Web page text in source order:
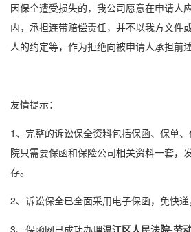
因保全遭受损失的，我公司愿意在申请人
内，承担连带赔偿责任，并不以我方文件
人的约定等，作为拒绝向被申请人承担前
友情提示：
1、完整的诉讼保全资料包括保函、保单
院只需要保函和保险公司相关资料一套，
存。
2、 诉讼保全已全面采用电子保函，免快递